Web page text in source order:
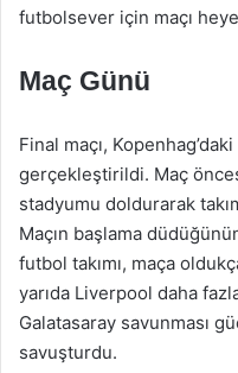
futbolsever için maçı
Maç Günü
Final maçı,
gerçekleştirildi. Maç
stadyumu doldurarak
Maçın başlama
futbol takımı, maça
yarıda Liverpool daha
Galatasaray savunması
savuşturdu.